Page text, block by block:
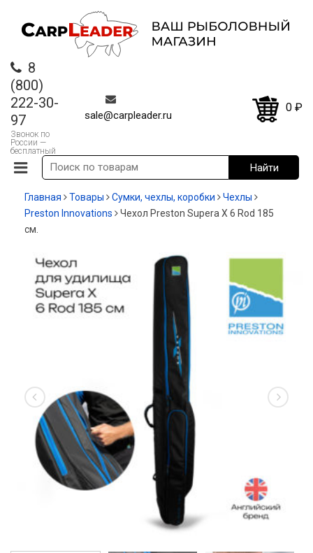
8
(800)
222-30-
97
Звонок по
России —
бесплатный
sale@carpleader.ru
0 ₽
Главная Товары Сумки, чехлы, коробки
Чехлы
Preston Innovations
Чехол Preston Supera X 6 Rod 185
см.